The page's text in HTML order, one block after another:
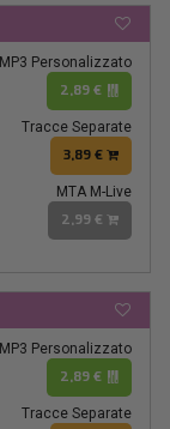
MP3 Personalizzato
2,89 €
Tracce Separate
3,89 €
MTA M-Live
2,99 €
MP3 Personalizzato
2,89 €
Tracce Separate